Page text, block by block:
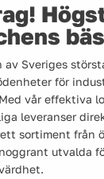
av Sveriges
för
vår effektiva
leveranser
sortiment från
utvalda